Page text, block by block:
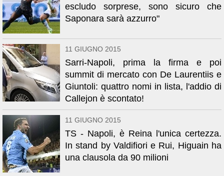
escludo sorprese, sono sicuro che
Saponara sarà azzurro"
11 GIUGNO 2015
Sarri-Napoli, prima la firma e poi
summit di mercato con De Laurentiis e
Giuntoli: quattro nomi in lista, l'addio di
Callejon è scontato!
11 GIUGNO 2015
TS - Napoli, è Reina l'unica certezza.
In stand by Valdifiori e Rui, Higuain ha
una clausola da 90 milioni